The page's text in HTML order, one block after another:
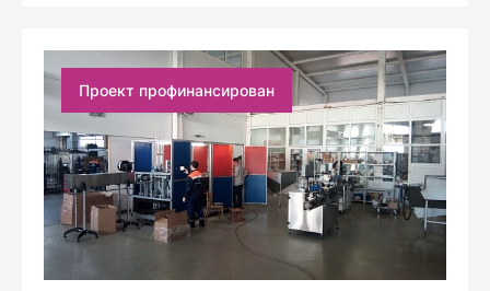
Проект профинансирован